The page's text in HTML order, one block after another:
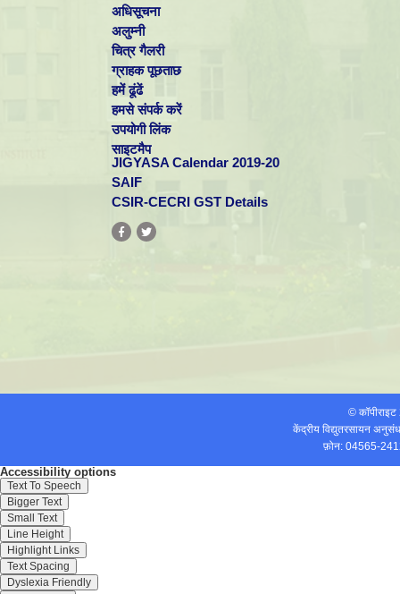
अधिसूचना
अलुम्नी
चित्र गैलरी
ग्राहक पूछताछ
हमें ढूंढें
हमसे संपर्क करें
उपयोगी लिंक
साइटमैप
JIGYASA Calendar 2019-20
SAIF
CSIR-CECRI GST Details
©
केंद्रीय विद्युतरसायन
फ़ोन: 04565-
Accessibility options
Text To Speech
Bigger Text
Small Text
Line Height
Highlight Links
Text Spacing
Dyslexia Friendly